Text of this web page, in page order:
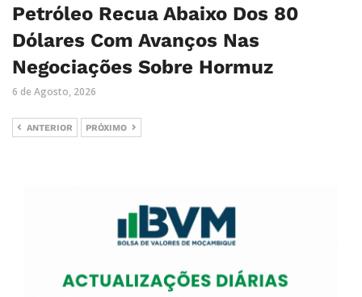
Petróleo Recua Abaixo Dos 80
Dólares Com Avanços Nas
Negociações Sobre Hormuz
6 de Agosto, 2026
ANTERIOR PRÓXIMO